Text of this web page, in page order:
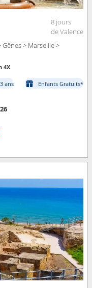
8 jours
de Valence
> Marseille >
4X
ans
Enfants Gratuits*